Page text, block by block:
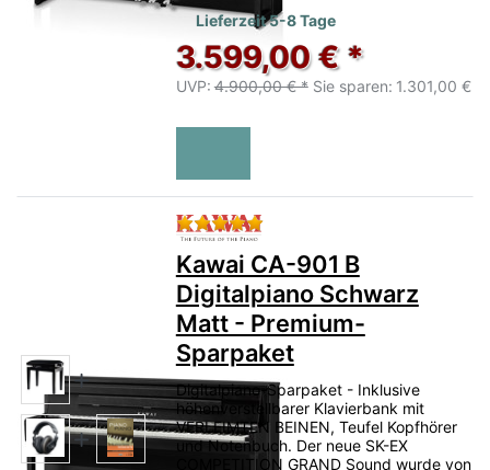
Lieferzeit 5-8 Tage
3.599,00 € *
UVP: 4.900,00 € * Sie sparen: 1.301,00 €
Bewertung: 5 von 5
Kawai CA-901 B
Digitalpiano Schwarz
Matt - Premium-
Sparpaket
Digitalpiano-Sparpaket - Inklusive
höhenverstellbarer Klavierbank mit
VERLEIMTEN BEINEN, Teufel Kopfhörer
und Notenbuch. Der neue SK-EX
COMPETITION GRAND Sound wurde von